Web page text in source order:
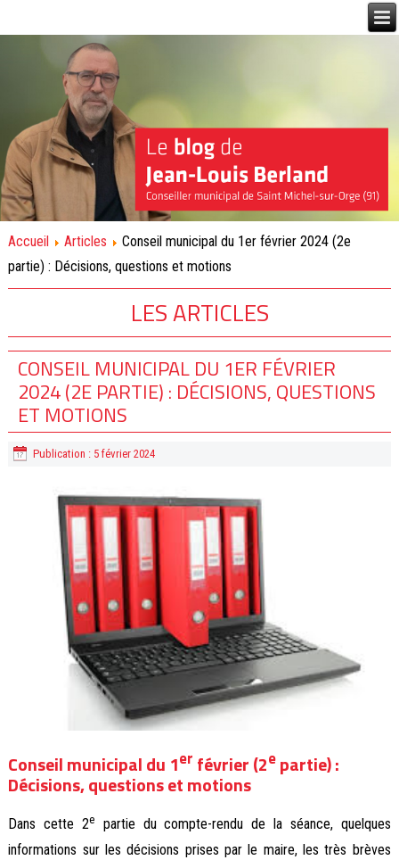
Accueil Articles
Conseil municipal du 1er février 2024 (2e
partie) : Décisions, questions et motions
LES ARTICLES
CONSEIL MUNICIPAL DU 1ER FÉVRIER
2024 (2E PARTIE) : DÉCISIONS, QUESTIONS
ET MOTIONS
Publication : 5 février 2024
Conseil municipal du 1er février (2e partie) :
Décisions, questions et motions
Dans cette 2e
partie du compte-rendu de la séance, quelques
informations sur les décisions prises par le maire, les très brèves